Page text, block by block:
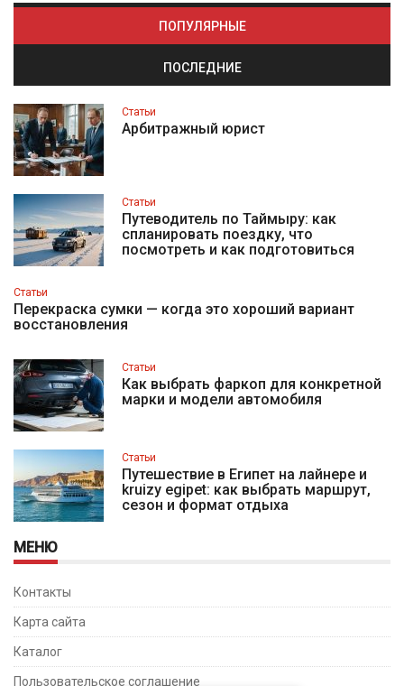
ПОПУЛЯРНЫЕ
ПОСЛЕДНИЕ
Статьи
Арбитражный юрист
Статьи
Путеводитель по Таймыру: как
спланировать поездку, что
посмотреть и как подготовиться
Статьи
Перекраска сумки — когда это хороший вариант
восстановления
Статьи
Как выбрать фаркоп для конкретной
марки и модели автомобиля
Статьи
Путешествие в Египет на лайнере и
kruizy egipet: как выбрать маршрут,
сезон и формат отдыха
МЕНЮ
Контакты
Карта сайта
Каталог
Пользовательское соглашение